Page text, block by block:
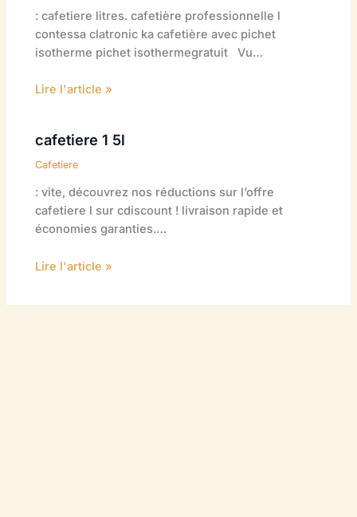
: cafetiere litres. cafetière professionnelle l
contessa clatronic ka cafetière avec pichet
isotherme pichet isothermegratuit Vu…
Lire l'article »
cafetiere 1 5l
Cafetiere
: vite, découvrez nos réductions sur l’offre
cafetiere l sur cdiscount ! livraison rapide et
économies garanties.…
Lire l'article »